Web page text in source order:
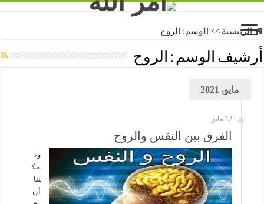
الرئيسية >> الوسم: الروح
أرشيف الوسم : الروح
مايو, 2021
12 مايو
الفرق بين النفس والروح
وي
مك
ننا
أن